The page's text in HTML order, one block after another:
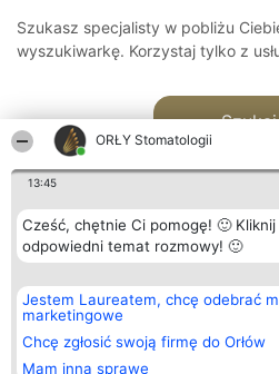
ORŁY Stomatologii
13:45
Cześć, chętnie Ci pomogę! 🙂
odpowiedni temat rozmowy! 🙂
Jestem Laureatem, chcę odebrać
marketingowe
Chcę zgłosić swoją firmę do Orłów
Mam inną sprawę
Szukasz specjalisty w pobliżu
wyszukiwarkę. Korzystaj tylko z
Szukaj
Organizator plebiscytu
Bright Side Solutions sp. z o.
o. sp. k.
ul. Ruska 22
Wrocław 50-079
KRS 0000749100 | Regon
Plebiscyt
Laureaci
wszystkich
Laureatów